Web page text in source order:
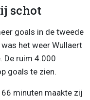
schot
goals in de tweede
het weer Wullaert
De ruim 4.000
goals te zien.
minuten maakte zij